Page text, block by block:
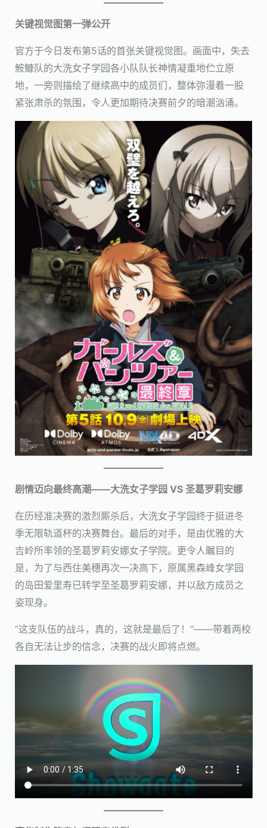
关键视觉图第一弹公开
官方于今日发布第5话的首张关键视觉图。画面中，失去
鮟鱇队的大洗女子学园各小队队长神情凝重地伫立原
地，一旁则描绘了继续高中的成员们，整体弥漫着一股
紧张肃杀的氛围，令人更加期待决赛前夕的暗潮汹涌。
剧情迈向最终高潮——大洗女子学园 VS 圣葛罗莉安娜
在历经准决赛的激烈厮杀后，大洗女子学园终于挺进冬
季无限轨道杯的决赛舞台。最后的对手，是由优雅的大
吉岭所率领的圣葛罗莉安娜女子学院。更令人瞩目的
是，为了与西住美穗再次一决高下，原属黑森峰女学园
的岛田爱里寿已转学至圣葛罗莉安娜，并以敌方成员之
姿现身。
“这支队伍的战斗，真的，这就是最后了！”——带着两校
各自无法让步的信念，决赛的战火即将点燃。